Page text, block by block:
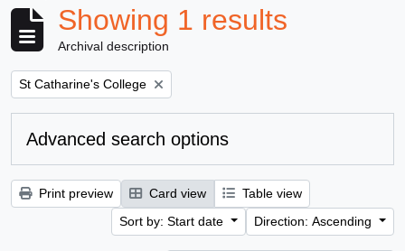
Showing 1 results
Archival description
Remove filter:
St Catharine's College
Advanced search options
Print preview Card view
Table view
Sort by: Start date
Direction: Ascending